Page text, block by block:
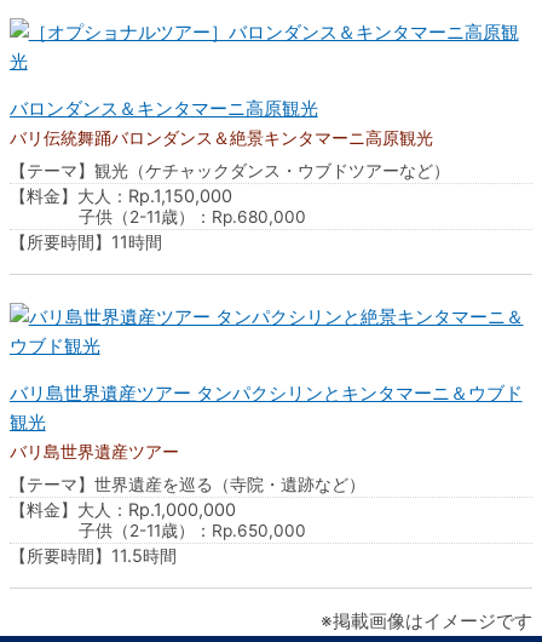
バロンダンス＆キンタマーニ高原観光
バリ伝統舞踊バロンダンス＆絶景キンタマーニ高原観光
【テーマ】観光（ケチャックダンス・ウブドツアーなど）
【料金】大人：Rp.1,150,000
子供（2-11歳）：Rp.680,000
【所要時間】11時間
バリ島世界遺産ツアー タンパクシリンとキンタマーニ＆ウブド
観光
バリ島世界遺産ツアー
【テーマ】世界遺産を巡る（寺院・遺跡など）
【料金】大人：Rp.1,000,000
子供（2-11歳）：Rp.650,000
【所要時間】11.5時間
※掲載画像はイメージです